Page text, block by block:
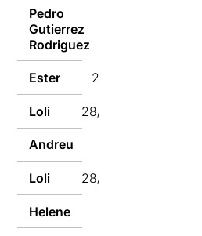
Pedro
Gutierrez
Rodriguez
Ester 28/10/2024
Loli 28/10/2024
Andreu
Loli 28/10/2024
Helene